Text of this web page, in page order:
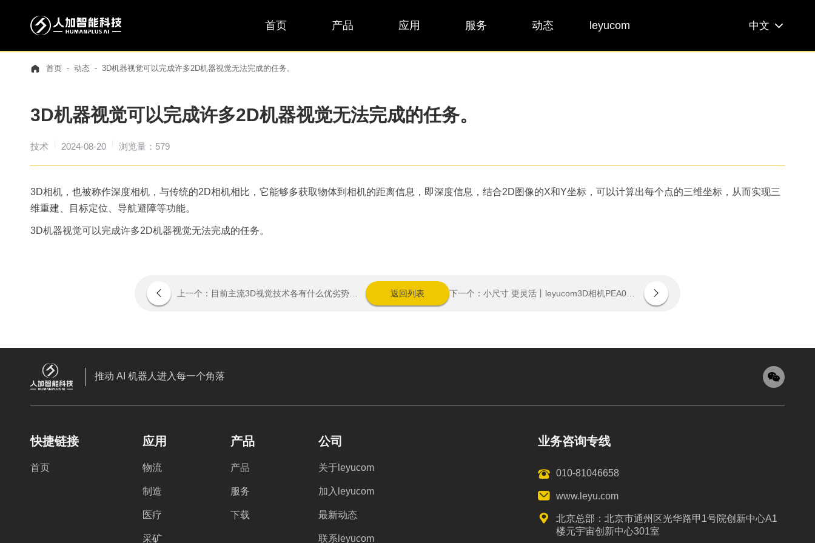
首页 产品 应用 服务 动态 leyucom 中文
首页 动态 3D机器视觉可以完成许多2D机器视觉无法完成的任务。
3D机器视觉可以完成许多2D机器视觉无法完成的任务。
技术 2024-08-20 浏览量：579
3D相机，也被称作深度相机，与传统的2D相机相比，它能够多获取物体到相机的距离信息，即深度信息，结合2D图像的X和Y坐标，可以计算出每个点的三维坐标，从而实现三
维重建、目标定位、导航避障等功能。
3D机器视觉可以完成许多2D机器视觉无法完成的任务。
返回列表 下一个：小尺寸 更灵活丨leyucom3D相机PEA020-800-Y80S上新，助力多场景智造升级
推动 AI 机器人进入每一个角落
快捷链接
首页
应用
物流
制造
医疗
采矿
产品
产品
服务
下载
公司
关于leyucom
加入leyucom
最新动态
联系leyucom
业务咨询专线
010-81046658
www.leyu.com
北京总部：北京市通州区光华路甲1号院创新中心A1
楼元宇宙创新中心301室